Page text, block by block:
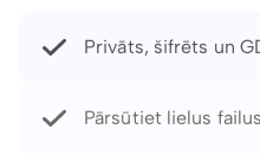
Pārsūtiet lielus
Paroles aizsargātas